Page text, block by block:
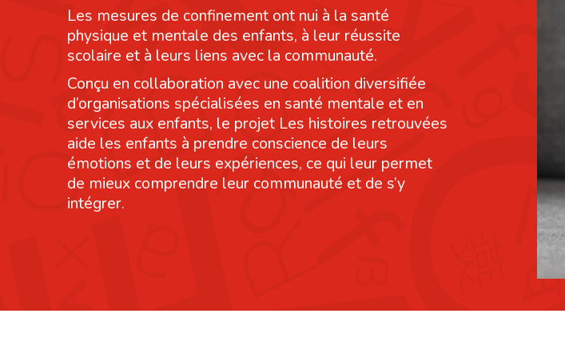
Les mesures de confinement ont nui à la santé
physique et mentale des enfants, à leur réussite
scolaire et à leurs liens avec la communauté.
Conçu en collaboration avec une coalition diversifiée
d’organisations spécialisées en santé mentale et en
services aux enfants, le projet Les histoires retrouvées
aide les enfants à prendre conscience de leurs
émotions et de leurs expériences, ce qui leur permet
de mieux comprendre leur communauté et de s’y
intégrer.